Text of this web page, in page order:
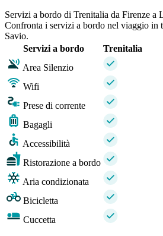
Servizi a bordo di Trenitalia da Firenze a
Confronta i servizi a bordo nel viaggio in
Savio.
Servizi a bordo
Trenitalia
Area Silenzio
Wifi
Prese di corrente
Bagagli
Accessibilità
Ristorazione a bordo
Aria condizionata
Bicicletta
Cuccetta